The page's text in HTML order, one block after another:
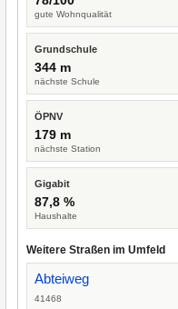
gute Wohnqualität
Grundschule
344 m
nächste Schule
ÖPNV
179 m
nächste Station
Gigabit
87,8 %
Haushalte
Weitere Straßen im Umfeld
Abteiweg
41468